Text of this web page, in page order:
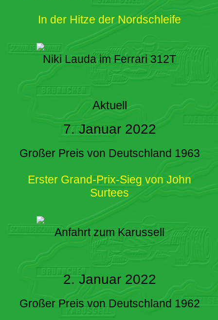
In der Hitze der Nordschleife
Niki Lauda im Ferrari 312T
Aktuell
7. Januar 2022
Großer Preis von Deutschland 1963
Erster Grand-Prix-Sieg von John
Surtees
Anfahrt zum Karussell
2. Januar 2022
Großer Preis von Deutschland 1962